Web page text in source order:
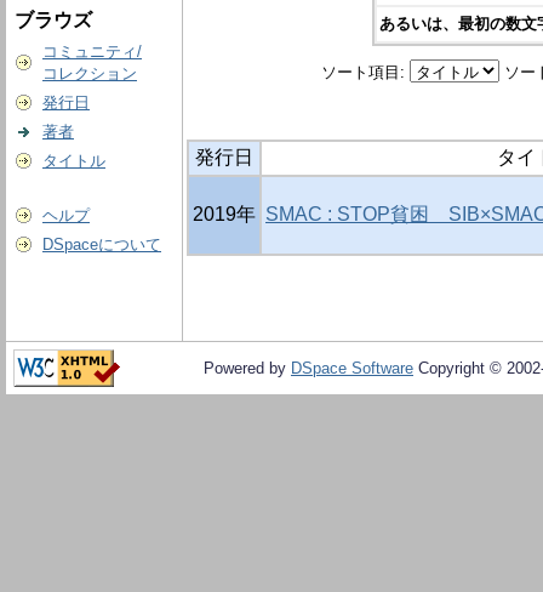
ブラウズ
コミュニティ/
コレクション
発行日
著者
タイトル
ヘルプ
DSpaceについて
あるいは、最初の数
ソート項目: ソー
発行日 タイ
2019年 SMAC : STOP貧困
Powered by DSpace Software Copyright ©